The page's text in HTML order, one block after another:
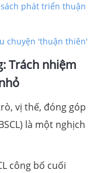
phát triển thuận
chuyện 'thuận thiên'
Trách nhiệm
vị thế, đóng góp
là một nghịch
công bố cuối